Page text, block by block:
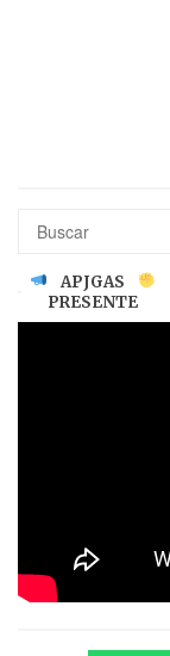
APJGAS
PRESENTE